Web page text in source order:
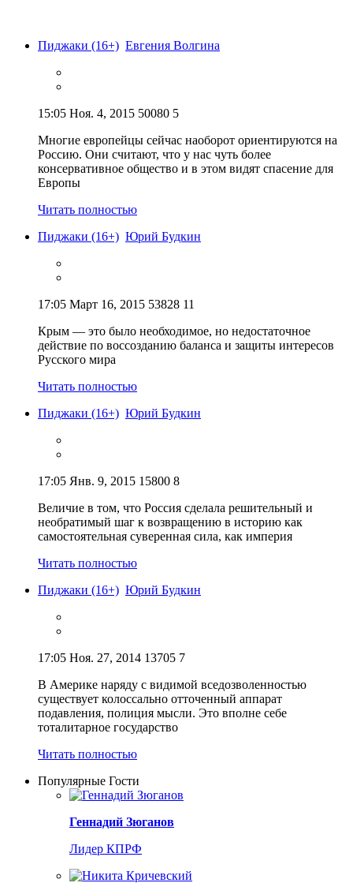
Пиджаки (16+) Евгения Волгина
15:05 Ноя. 4, 2015 50080 5
Многие европейцы сейчас наоборот ориентируются на
Россию. Они считают, что у нас чуть более
консервативное общество и в этом видят спасение для
Европы
Читать полностью
Пиджаки (16+) Юрий Будкин
17:05 Март 16, 2015 53828 11
Крым — это было необходимое, но недостаточное
действие по воссозданию баланса и защиты интересов
Русского мира
Читать полностью
Пиджаки (16+) Юрий Будкин
17:05 Янв. 9, 2015 15800 8
Величие в том, что Россия сделала решительный и
необратимый шаг к возвращению в историю как
самостоятельная суверенная сила, как империя
Читать полностью
Пиджаки (16+) Юрий Будкин
17:05 Ноя. 27, 2014 13705 7
В Америке наряду с видимой вседозволенностью
существует колоссально отточенный аппарат
подавления, полиция мысли. Это вполне себе
тоталитарное государство
Читать полностью
Популярные Гости
Геннадий Зюганов
Лидер КПРФ